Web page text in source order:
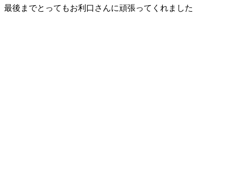
最後までとってもお利口さんに頑張ってくれました